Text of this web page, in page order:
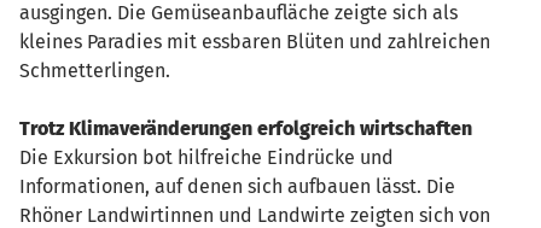
ausgingen. Die Gemüseanbaufläche zeigte sich als
kleines Paradies mit essbaren Blüten und zahlreichen
Schmetterlingen.
Trotz Klimaveränderungen erfolgreich wirtschaften
Die Exkursion bot hilfreiche Eindrücke und
Informationen, auf denen sich aufbauen lässt. Die
Rhöner Landwirtinnen und Landwirte zeigten sich von